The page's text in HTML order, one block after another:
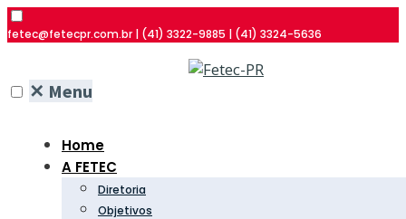
fetec@fetecpr.com.br | (41) 3322-9885 | (41) 3324-5636
✕ Menu
Home
A FETEC
Diretoria
Objetivos